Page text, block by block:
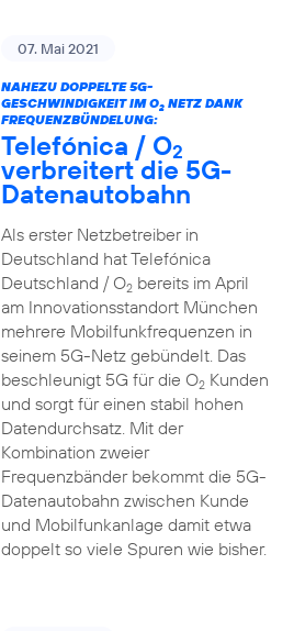
07. Mai 2021
NAHEZU DOPPELTE 5G-
GESCHWINDIGKEIT IM O2NETZ DANK
FREQUENZBÜNDELUNG:
Telefónica / O2
verbreitert die 5G-
Datenautobahn
Als erster Netzbetreiber in
Deutschland hat Telefónica
Deutschland / O2bereits im April
am Innovationsstandort München
mehrere Mobilfunkfrequenzen in
seinem 5G-Netz gebündelt. Das
beschleunigt 5G für die O2Kunden
und sorgt für einen stabil hohen
Datendurchsatz. Mit der
Kombination zweier
Frequenzbänder bekommt die 5G-
Datenautobahn zwischen Kunde
und Mobilfunkanlage damit etwa
doppelt so viele Spuren wie bisher.